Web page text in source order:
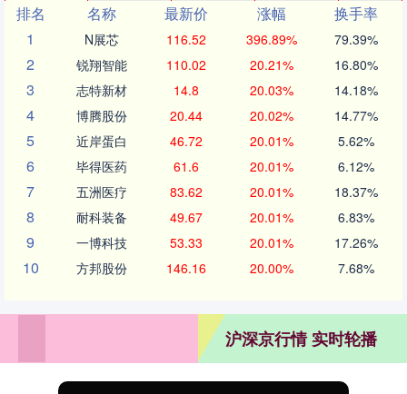
排名
名称 最新价 涨幅
换手率
1
N展芯 116.52 396.89% 79.39%
2 锐翔智能 110.02 20.21% 16.80%
3 志特新材 14.8 20.03% 14.18%
4 博腾股份 20.44 20.02% 14.77%
5 近岸蛋白 46.72 20.01% 5.62%
6 毕得医药 61.6 20.01% 6.12%
7 五洲医疗 83.62 20.01% 18.37%
8 耐科装备 49.67 20.01% 6.83%
9 一博科技 53.33 20.01% 17.26%
10 方邦股份 146.16 20.00% 7.68%
沪深京行情 实时轮播